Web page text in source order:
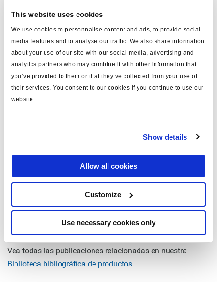
This website uses cookies
We use cookies to personnalise content and ads, to provide social
media features and to analyse our traffic. We also share information
about your use of our site with our social media, advertising and
analytics partners who may combine it with other information that
you’ve provided to them or that they’ve collected from your use of
their services. You consent to our cookies if you continue to use our
website.
Show details
Allow all cookies
Customize
Use necessary cookies only
MODULAR
Framatome, conector
colocado
material
incluye conector x 5
sin fusible
voltaje 24
con clavija si
0
Vea todas las publicaciones relacionadas en nuestra
Biblioteca bibliográfica de productos.